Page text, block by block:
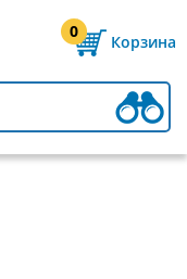
0
Корзина